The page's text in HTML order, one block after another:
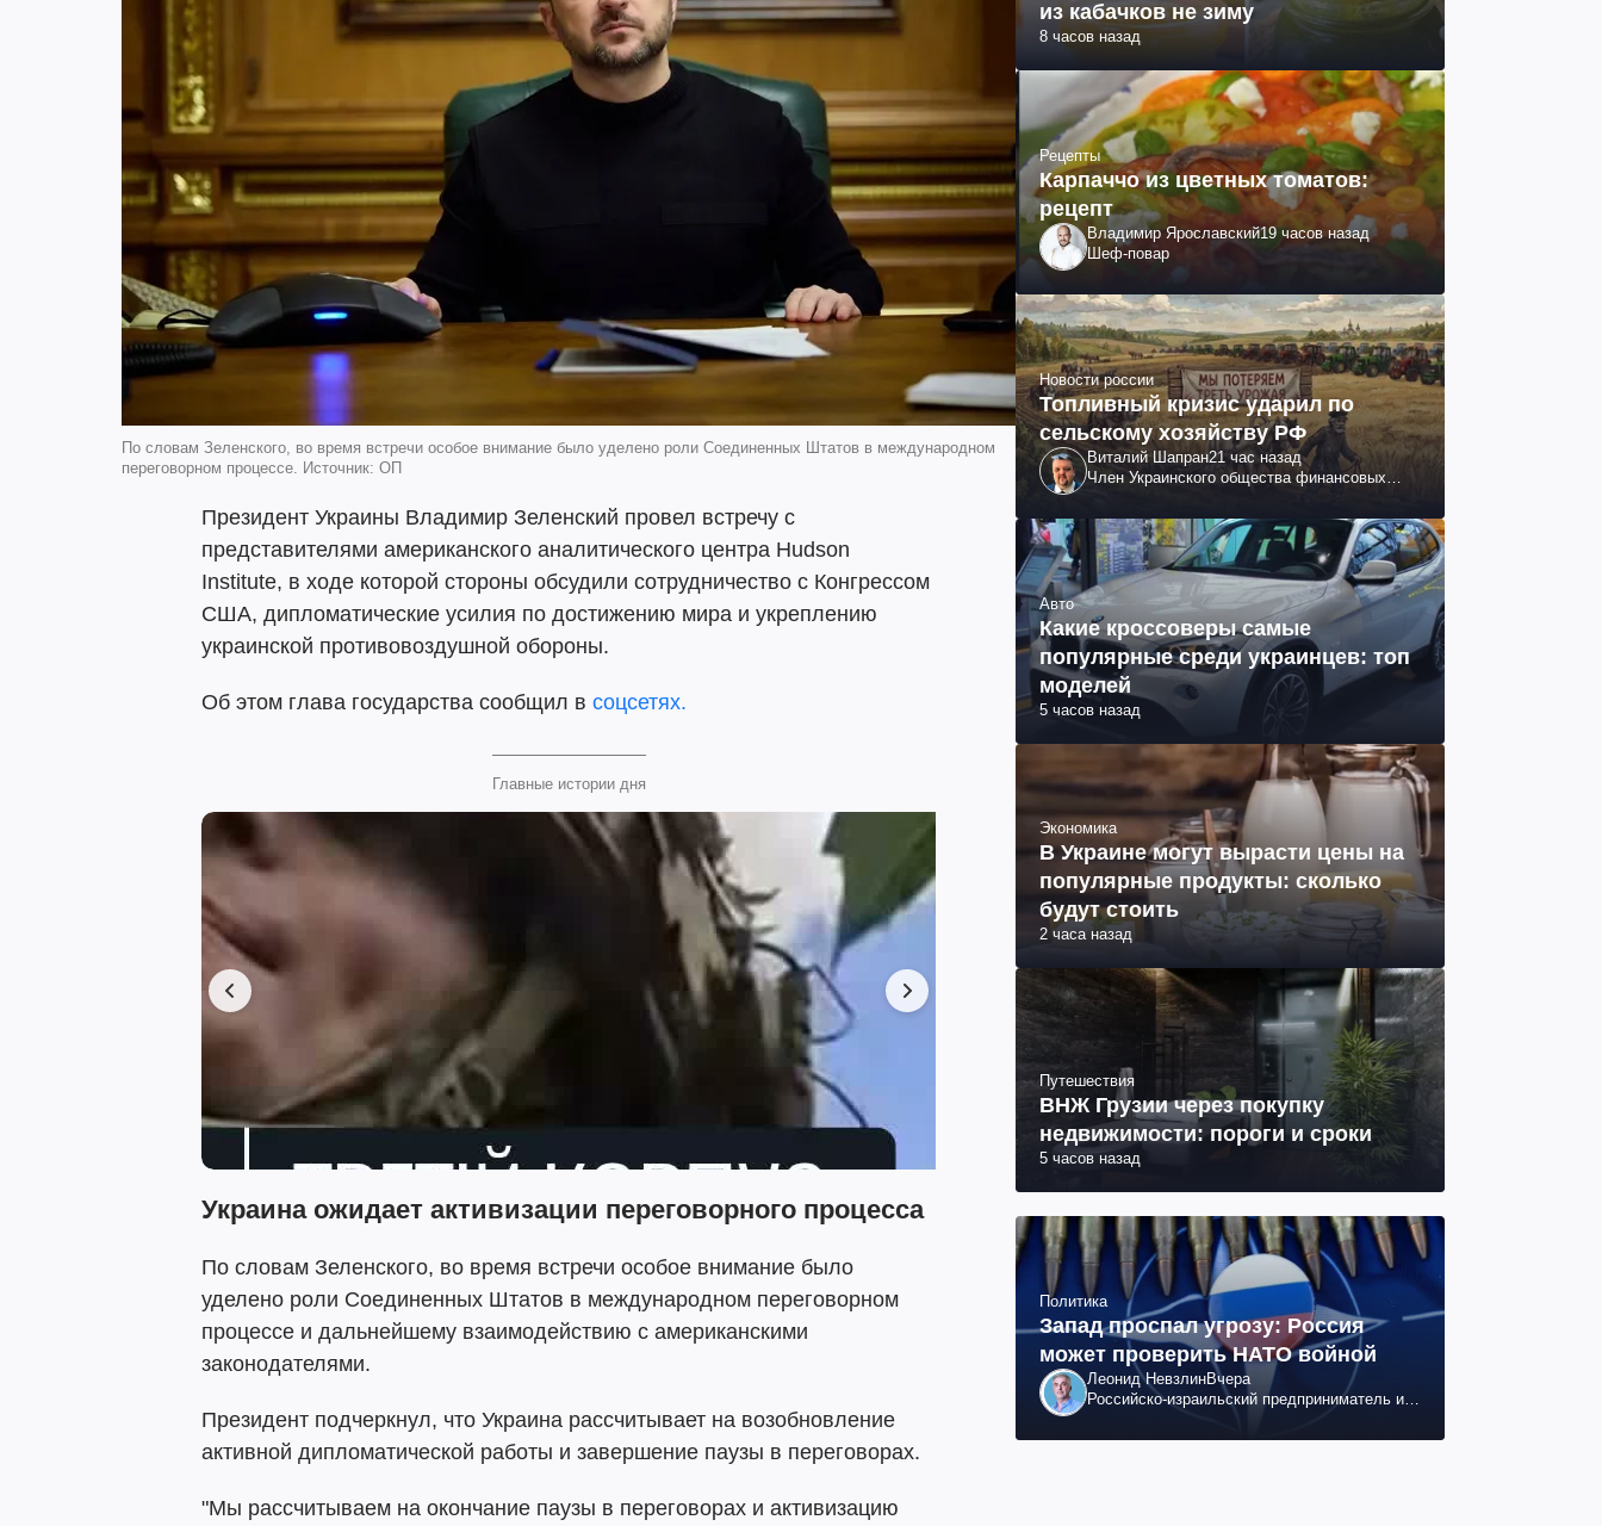
По словам Зеленского, во время встречи особое внимание было уделено роли Соединенных Штатов в международном
переговорном процессе. Источник: ОП
Президент Украины Владимир Зеленский провел встречу с
представителями американского аналитического центра Hudson
Institute, в ходе которой стороны обсудили сотрудничество с Конгрессом
США, дипломатические усилия по достижению мира и укреплению
украинской противовоздушной обороны.
Об этом глава государства сообщил в соцсетях.
Главные истории дня
Украина ожидает активизации переговорного процесса
По словам Зеленского, во время встречи особое внимание было
уделено роли Соединенных Штатов в международном переговорном
процессе и дальнейшему взаимодействию с американскими
законодателями.
Президент подчеркнул, что Украина рассчитывает на возобновление
активной дипломатической работы и завершение паузы в переговорах.
"Мы рассчитываем на окончание паузы в переговорах и активизацию
из кабачков не зиму
8 часов назад
Рецепты
Карпаччо из цветных томатов:
рецепт
Владимир Ярославский19 часов назад
Шеф-повар
Новости россии
Топливный кризис ударил по
сельскому хозяйству РФ
Виталий Шапран21 час назад
Член Украинского общества финансовых
Авто
Какие кроссоверы самые
популярные среди украинцев: топ
моделей
5 часов назад
Экономика
В Украине могут вырасти цены на
популярные продукты: сколько
будут стоить
2 часа назад
Путешествия
ВНЖ Грузии через покупку
недвижимости: пороги и сроки
5 часов назад
Политика
Запад проспал угрозу: Россия
может проверить НАТО войной
Леонид НевзлинВчера
Российско-израильский предприниматель и
президент "ЮКОСа"